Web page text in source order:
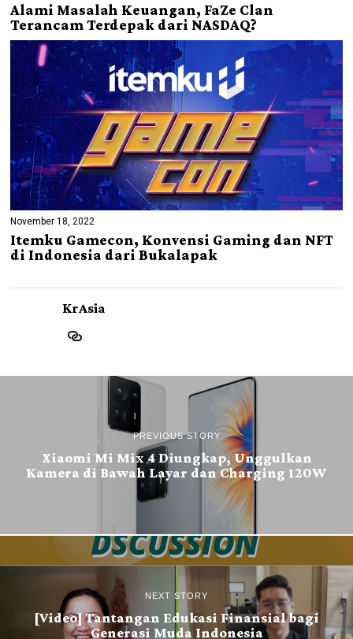
Alami Masalah Keuangan, FaZe Clan
Terancam Terdepak dari NASDAQ?
November 18, 2022
Itemku Gamecon, Konvensi Gaming dan NFT
di Indonesia dari Bukalapak
KrAsia
PREVIOUS STORY
Xiaomi Mi Mix 4 Diungkap, Unggulkan
Kamera di Bawah Layar dan Charging 120W
NEXT STORY
[Video] Tantangan Edukasi Finansial bagi
Generasi Muda Indonesia